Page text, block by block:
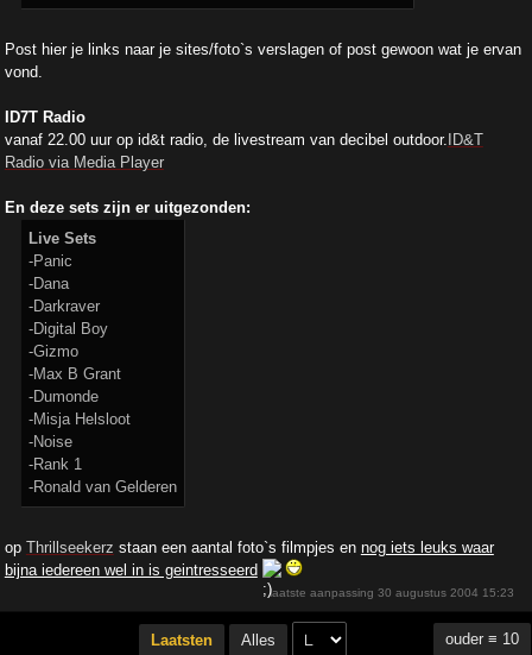
Post hier je links naar je sites/foto`s verslagen of post gewoon wat je ervan
vond.
ID7T Radio
vanaf 22.00 uur op id&t radio, de livestream van decibel outdoor. ID&T
Radio via Media Player
En deze sets zijn er uitgezonden:
Live Sets
-Panic
-Dana
-Darkraver
-Digital Boy
-Gizmo
-Max B Grant
-Dumonde
-Misja Helsloot
-Noise
-Rank 1
-Ronald van Gelderen
op Thrillseekerz staan een aantal foto`s filmpjes en nog iets leuks waar
bijna iedereen wel in is geintresseerd
laatste aanpassing30 augustus 2004 15:23
Laatsten Alles ouder ≡ 10